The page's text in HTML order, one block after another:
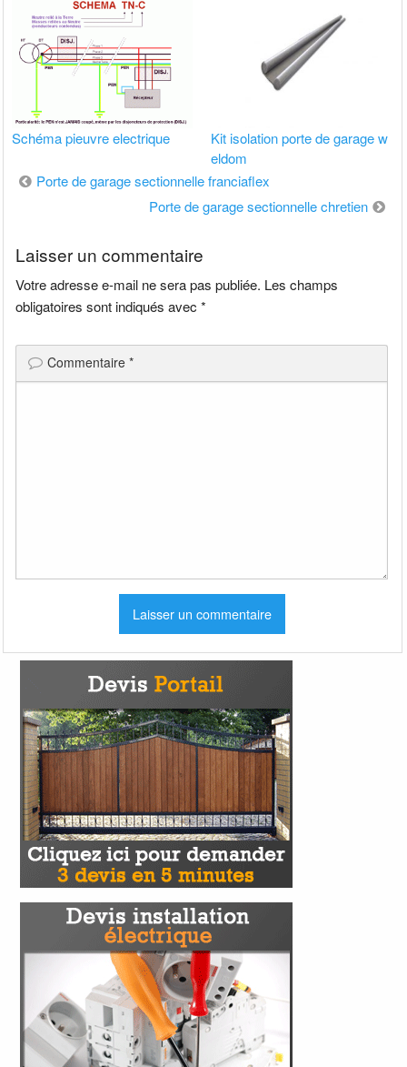
Schéma pieuvre electrique
Kit isolation porte de garage w
eldom
Navigation
Porte de garage sectionnelle franciaflex
Porte de garage sectionnelle chretien
Laisser un commentaire
Votre adresse e-mail ne sera pas publiée. Les champs
obligatoires sont indiqués avec*
Commentaire*